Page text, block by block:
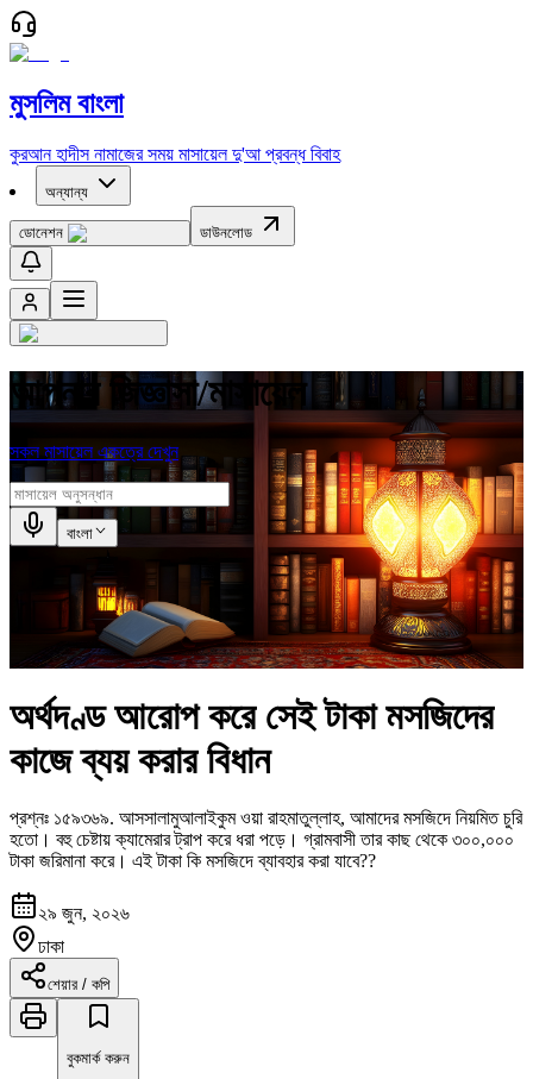
মুসলিম বাংলা
কুরআন হাদীস নামাজের সময় মাসায়েল দু'আ প্রবন্ধ বিবাহ
অন্যান্য
ডোনেশন ডাউনলোড
আপনার জিজ্ঞাসা/মাসায়েল
সকল মাসায়েল একত্রে দেখুন
বাংলা
অর্থদণ্ড আরোপ করে সেই টাকা মসজিদের
কাজে ব্যয় করার বিধান
প্রশ্নঃ ১৫৯৩৬৯. আসসালামুআলাইকুম ওয়া রাহমাতুল্লাহ, আমাদের মসজিদে নিয়মিত চুরি
হতো। বহু চেষ্টায় ক্যামেরার ট্রাপ করে ধরা পড়ে। গ্রামবাসী তার কাছ থেকে ৩০০,০০০
টাকা জরিমানা করে। এই টাকা কি মসজিদে ব্যাবহার করা যাবে??
২৯ জুন, ২০২৬
ঢাকা
শেয়ার / কপি
বুকমার্ক করুন